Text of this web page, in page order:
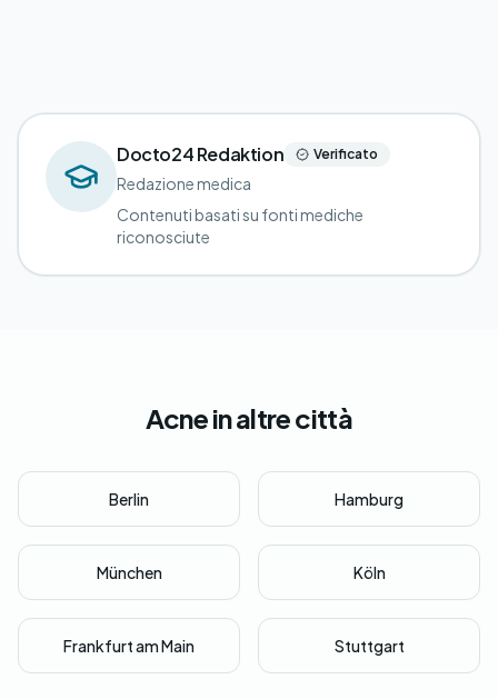
Docto24 Redaktion Verificato
Redazione medica
Contenuti basati su fonti mediche
riconosciute
Acne in altre città
Berlin Hamburg
München Köln
Frankfurt am Main Stuttgart